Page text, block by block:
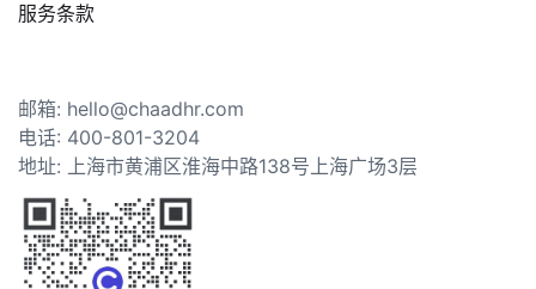
服务条款
邮箱: hello@chaadhr.com
电话: 400-801-3204
地址: 上海市黄浦区淮海中路138号上海广场3层